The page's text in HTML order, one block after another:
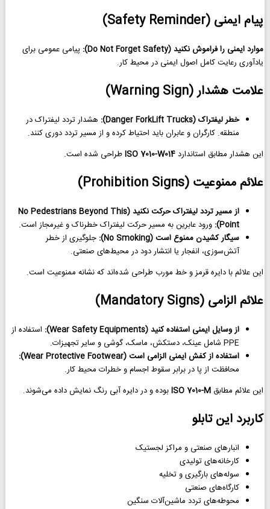
پیام ایمنی (Safety Reminder)
موارد ایمنی را فراموش نکنید (Do Not Forget Safety):
پیامی عمومی برای
یادآوری رعایت کامل اصول ایمنی در محیط کار.
علامت هشدار (Warning Sign)
خطر لیفتراک (Danger ForkLift Trucks):
هشدار تردد لیفتراک در
منطقه. کارگران و عابران باید احتیاط کرده و از مسیر تردد دوری کنند.
این هشدار مطابق استانداردISO 7010-W014طراحی شده است.
علائم ممنوعیت (Prohibition Signs)
از مسیر تردد لیفتراک حرکت نکنید (No Pedestrians Beyond This
Point): ورود عابرین به مسیر حرکت لیفتراک خطرناک و غیرمجاز است.
سیگار کشیدن ممنوع است (No Smoking):
جلوگیری از خطر
آتش‌سوزی، انفجار یا انتشار دود در محیط‌های صنعتی.
این علائم با دایره قرمز و خط مورب طراحی شده‌اند که نشانه ممنوعیت است.
علائم الزامی (Mandatory Signs)
از وسایل ایمنی استفاده کنید (Wear Safety Equipments):
استفاده از
PPE شامل عینک، دستکش، ماسک، گوشی و سایر تجهیزات.
استفاده از کفش ایمنی الزامی است (Wear Protective Footwear):
محافظت از پا در برابر سقوط اجسام و خطرات محیط کار.
این علائم مطابقISO 7010-Mبوده و در دایره آبی رنگ نمایش داده می‌شوند.
کاربرد این تابلو
انبارهای صنعتی و مراکز لجستیک
کارخانه‌های تولیدی
سوله‌های بارگیری و تخلیه
کارگاه‌های صنعتی
محوطه‌های تردد ماشین‌آلات سنگین